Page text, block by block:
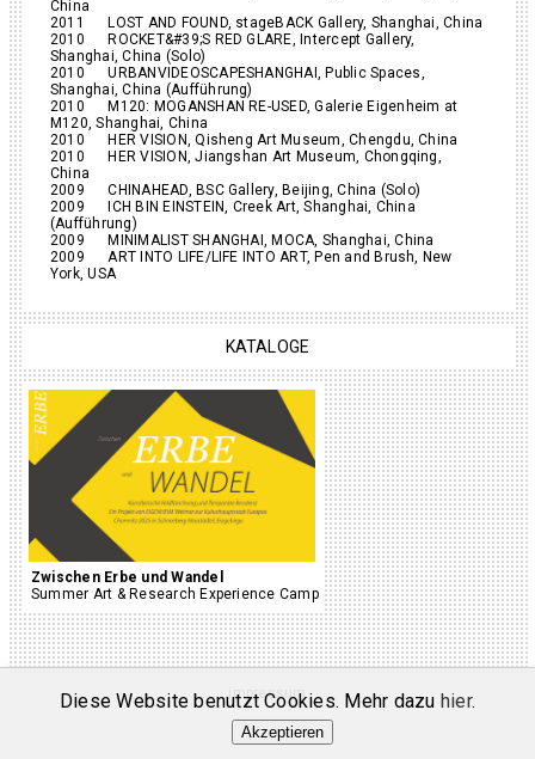
China
2011 LOST AND FOUND, stageBACK Gallery, Shanghai, China
2010 ROCKET&#39;S RED GLARE, Intercept Gallery,
Shanghai, China (Solo)
2010 URBANVIDEOSCAPESHANGHAI, Public Spaces,
Shanghai, China (Aufführung)
2010 M120: MOGANSHAN RE-USED, Galerie Eigenheim at
M120, Shanghai, China
2010 HER VISION, Qisheng Art Museum, Chengdu, China
2010 HER VISION, Jiangshan Art Museum, Chongqing,
China
2009 CHINAHEAD, BSC Gallery, Beijing, China (Solo)
2009 ICH BIN EINSTEIN, Creek Art, Shanghai, China
(Aufführung)
2009 MINIMALIST SHANGHAI, MOCA, Shanghai, China
2009 ART INTO LIFE/LIFE INTO ART, Pen and Brush, New
York, USA
KATALOGE
Zwischen Erbe und Wandel
Summer Art & Research Experience Camp
impressum
Diese Website benutzt Cookies. Mehr dazu hier.
Akzeptieren